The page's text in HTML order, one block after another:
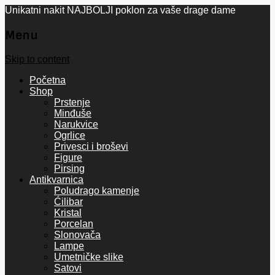
Unikatni nakit NAJBOLJI poklon za vaše drage dame
Menu
Skip to content
Početna
Shop
Prstenje
Minđuše
Narukvice
Ogrlice
Privesci i broševi
Figure
Pirsing
Antikvarnica
Poludrago kamenje
Ćilibar
Kristal
Porcelan
Slonovača
Lampe
Umetničke slike
Satovi